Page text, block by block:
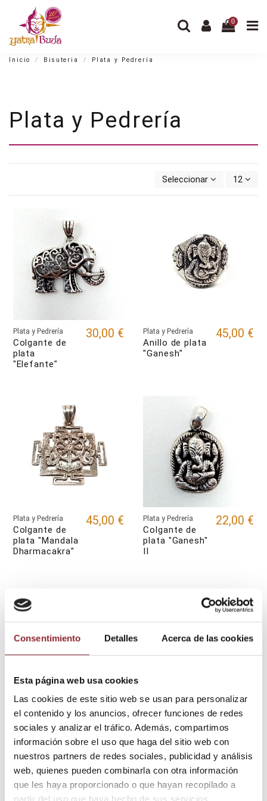
Consentimiento Detalles Acerca de las cookies
Esta página web usa cookies
Las cookies de este sitio web se usan para personalizar
el contenido y los anuncios, ofrecer funciones de redes
sociales y analizar el tráfico. Además, compartimos
información sobre el uso que haga del sitio web con
nuestros partners de redes sociales, publicidad y análisis
web, quienes pueden combinarla con otra información
que les haya proporcionado o que hayan recopilado a
0
Inicio Bisuteria Plata y Pedrería
Plata y Pedrería
Seleccionar 12
Plata y Pedrería
Colgante de
plata
"Elefante"
30,00 € Plata y Pedrería
Anillo de plata
"Ganesh"
45,00 €
Plata y Pedrería
Colgante de
plata "Mandala
Dharmacakra"
45,00 € Plata y Pedrería
Colgante de
plata "Ganesh"
II
22,00 €
Colgante de
plata "Ganesh"
22,00 € Plata y Pedrería
Colgante de
plata "Buda"
22,00 €